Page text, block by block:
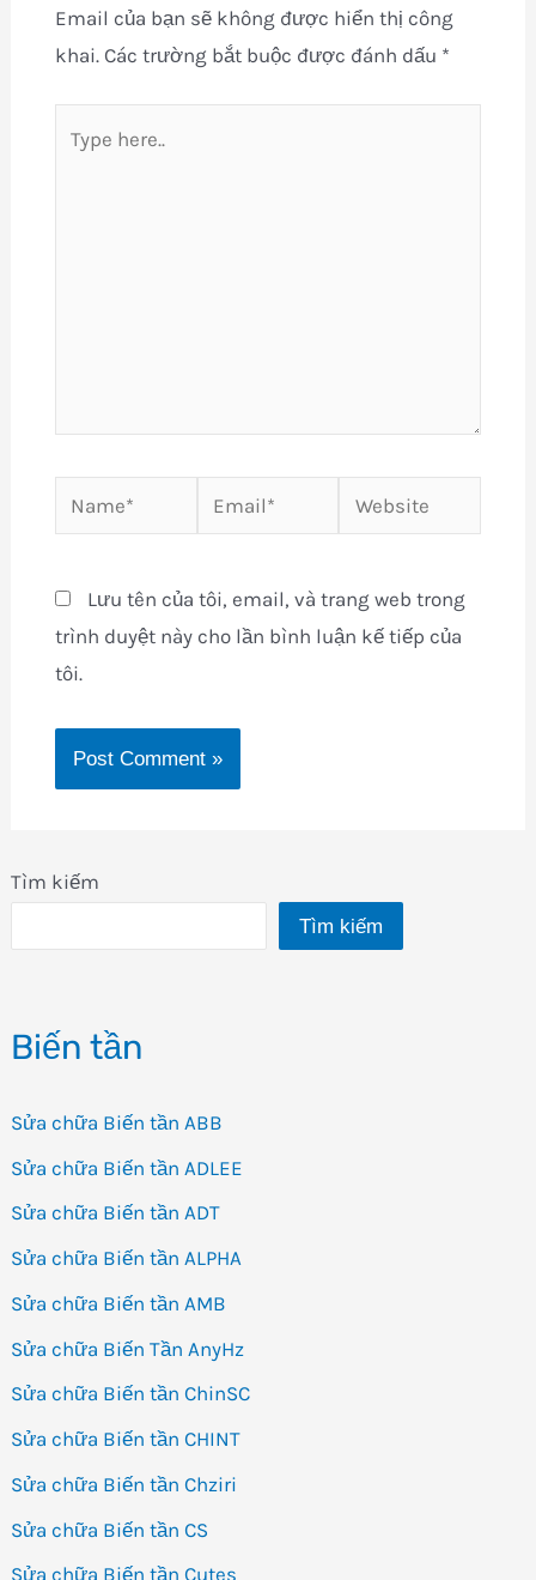
Tìm kiếm
Tìm kiếm
Biến tần
Sửa chữa Biến tần ABB
Sửa chữa Biến tần ADLEE
Sửa chữa Biến tần ADT
Sửa chữa Biến tần ALPHA
Sửa chữa Biến tần AMB
Sửa chữa Biến Tần AnyHz
Sửa chữa Biến tần ChinSC
Sửa chữa Biến tần CHINT
Sửa chữa Biến tần Chziri
Sửa chữa Biến tần CS
Sửa chữa Biến tần Cutes
Email của bạn sẽ không được hiển thị công
khai. Các trường bắt buộc được đánh dấu *
here..
Name* Email* Website
Lưu tên của tôi, email, và trang web trong
trình duyệt này cho lần bình luận kế tiếp của
tôi.